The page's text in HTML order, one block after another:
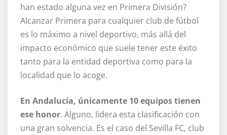
han estado alguna vez en Primera División?
Alcanzar Primera para cualquier club de fútbol
es lo máximo a nivel deportivo, más allá del
impacto económico que suele tener este éxito
tanto para la entidad deportiva como para la
localidad que lo acoge.
En Andalucía, únicamente 10 equipos tienen
ese honor. Alguno, lidera esta clasificación con
una gran solvencia. Es el caso del Sevilla FC, club